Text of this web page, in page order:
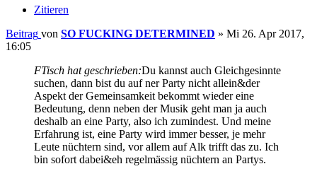
Zitieren
Beitrag von SO FUCKING DETERMINED » Mi 26. Apr 2017,
16:05
FTisch hat geschrieben:Du kannst auch Gleichgesinnte
suchen, dann bist du auf ner Party nicht allein&der
Aspekt der Gemeinsamkeit bekommt wieder eine
Bedeutung, denn neben der Musik geht man ja auch
deshalb an eine Party, also ich zumindest. Und meine
Erfahrung ist, eine Party wird immer besser, je mehr
Leute nüchtern sind, vor allem auf Alk trifft das zu. Ich
bin sofort dabei&eh regelmässig nüchtern an Partys.